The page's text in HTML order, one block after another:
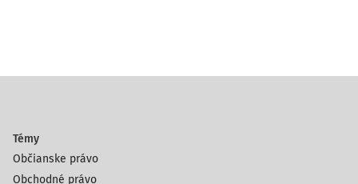
Témy
Občianske právo
Obchodné právo